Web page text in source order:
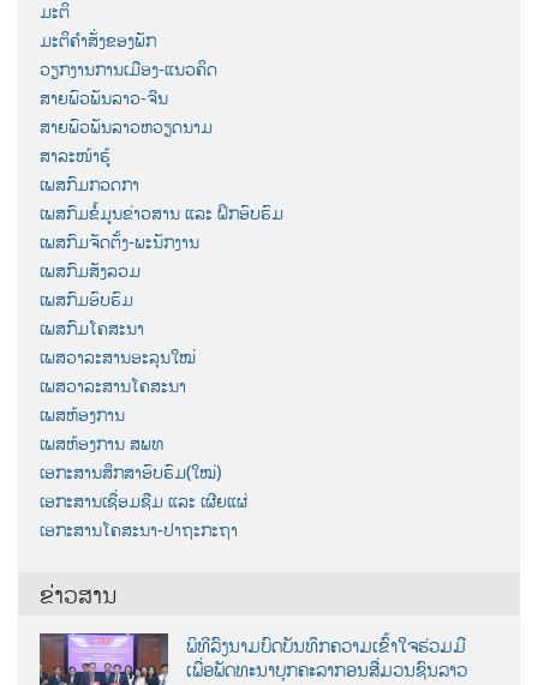
ມະຕິ
ມະຕິຄຳສັ່ງຂອງພັກ
ວຽກງານການເມືອງ-ແນວຄິດ
ສາຍພົວພັນລາວ-ຈີນ
ສາຍພົວພັນລາວຫວຽດນາມ
ສາລະໜ້າຮູ້
ເພສກົມກວດກາ
ເພສກົມຂໍ້ມູນຂ່າວສານ ແລະ ຝຶກອົບຮົມ
ເພສກົມຈັດຕັ້ງ-ພະນັກງານ
ເພສກົມສັງລວມ
ເພສກົມອົບຮົມ
ເພສກົມໂຄສະນາ
ເພສວາລະສານອະລຸນໃໝ່
ເພສວາລະສານໂຄສະນາ
ເພສຫ້ອງການ
ເພສຫ້ອງການ ສພທ
ເອກະສານສຶກສາອົບຮົມ(ໃໝ່)
ເອກະສານເຊື່ອມຊືມ ແລະ ເຜີຍແຜ່
ເອກະສານໂຄສະນາ-ປາຖະກະຖາ
ຂ່າວສານ
ພິທີລົງນາມບົດບັນທຶກຄວາມເຂົ້າໃຈຮ່ວມມື
ເພື່ອພັດທະນາບຸກຄະລາກອນສື່ມວນຊົນລາວ